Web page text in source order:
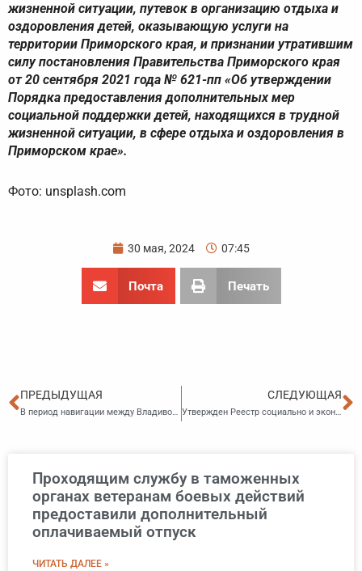
жизненной ситуации, путевок в организацию отдыха и
оздоровления детей, оказывающую услуги на
территории Приморского края, и признании утратившим
силу постановления Правительства Приморского края
от 20 сентября 2021 года № 621-пп «Об утверждении
Порядка предоставления дополнительных мер
социальной поддержки детей, находящихся в трудной
жизненной ситуации, в сфере отдыха и оздоровления в
Приморском крае».
Фото: unsplash.com
30 мая, 2024 07:45
Почта Печать
Пред
ПРЕДЫДУЩАЯ
В период навигации между Владивостоком и полуостровом Песчаным будет курсировать теплоход
СЛЕДУЮЩАЯ
Утвержден Реестр социально и экономически значимых организаций Приморья
Проходящим службу в таможенных
органах ветеранам боевых действий
предоставили дополнительный
оплачиваемый отпуск
ЧИТАТЬ ДАЛЕЕ »